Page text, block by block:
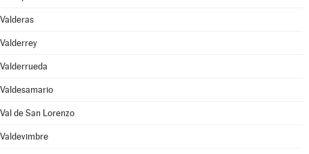
Valderas
Valderrey
Valderrueda
Valdesamario
Val de San Lorenzo
Valdevimbre